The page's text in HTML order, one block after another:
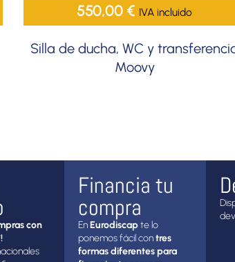
550,00€ IVA incluido
Silla de ducha, WC y
Moovy
con
Financia tu
compra
EnEurodiscapte lo
ponemos fácil contres
formas diferentes para